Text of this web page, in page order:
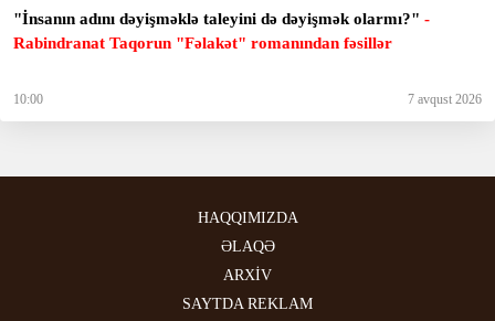
"İnsanın adını dəyişməklə taleyini də dəyişmək olarmı?" -
Rabindranat Taqorun "Fəlakət" romanından fəsillər
10:00 7 avqust 2026
HAQQIMIZDA
ƏLAQƏ
ARXİV
SAYTDA REKLAM